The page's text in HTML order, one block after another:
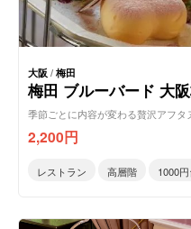
大阪 /梅田
梅田 ブルーバード 大
季節ごとに内容が変わる贅沢アフタ
2,200円
レストラン 高層階 1000